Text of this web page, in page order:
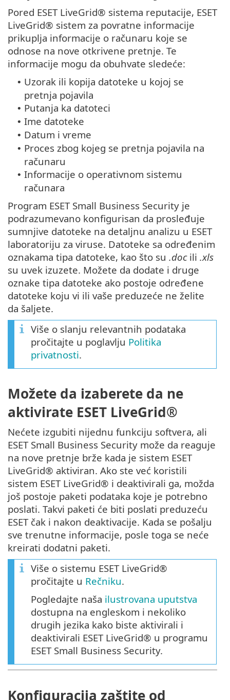
Pored ESET LiveGrid® sistema reputacije, ESET
LiveGrid® sistem za povratne informacije
prikuplja informacije o računaru koje se
odnose na nove otkrivene pretnje. Te
informacije mogu da obuhvate sledeće:
• Uzorak ili kopija datoteke u kojoj se
pretnja pojavila
• Putanja ka datoteci
• Ime datoteke
• Datum i vreme
• Proces zbog kojeg se pretnja pojavila na
računaru
• Informacije o operativnom sistemu
računara
Program ESET Small Business Security je
podrazumevano konfigurisan da prosleđuje
sumnjive datoteke na detaljnu analizu u ESET
laboratoriju za viruse. Datoteke sa određenim
oznakama tipa datoteke, kao što su .docili .xls
su uvek izuzete. Možete da dodate i druge
oznake tipa datoteke ako postoje određene
datoteke koju vi ili vaše preduzeće ne želite
da šaljete.
Više o slanju relevantnih podataka
pročitajte u poglavlju Politika
privatnosti.
Možete da izaberete da ne
aktivirate ESET LiveGrid®
Nećete izgubiti nijednu funkciju softvera, ali
ESET Small Business Security može da reaguje
na nove pretnje brže kada je sistem ESET
LiveGrid® aktiviran. Ako ste već koristili
sistem ESET LiveGrid® i deaktivirali ga, možda
još postoje paketi podataka koje je potrebno
poslati. Takvi paketi će biti poslati preduzeću
ESET čak i nakon deaktivacije. Kada se pošalju
sve trenutne informacije, posle toga se neće
kreirati dodatni paketi.
Više o sistemu ESET LiveGrid®
pročitajte u Rečniku.
Pogledajte naša ilustrovana uputstva
dostupna na engleskom i nekoliko
drugih jezika kako biste aktivirali i
deaktivirali ESET LiveGrid® u programu
ESET Small Business Security.
Konfiguracija zaštite od